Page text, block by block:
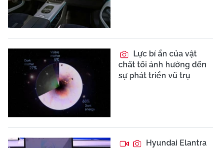
Lực bí ẩn của vật
chất tối ảnh hưởng đến
sự phát triển vũ trụ
Hyundai Elantra